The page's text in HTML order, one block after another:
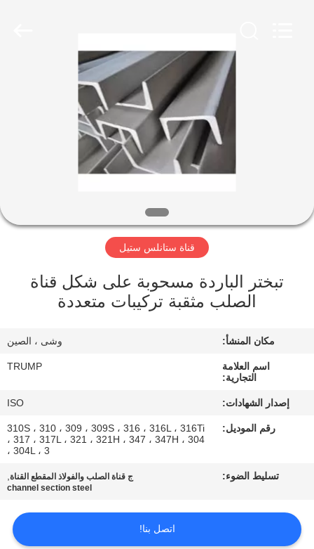
معلومات
عنا
جولة
مراقبة
الجودة
اتصل
اطلب
اقتباس
قناة ستانلس ستيل
تبختر الباردة مسحوبة على شكل قناة
الصلب مثقبة تركيبات متعددة
مكان المنشأ: وشى ، الصين
اسم العلامة
التجارية:
TRUMP
إصدار الشهادات: ISO
رقم الموديل:
310S ، 310 ، 309 ، 309S ، 316 ، 316L ، 316Ti
، 317 ، 317L ، 321 ، 321H ، 347 ، 347H ، 304
، 304L ، 3
تسليط الضوء: ج قناة الصلب والفولاذ المقطع القناة,
channel section steel
اتصل بنا!